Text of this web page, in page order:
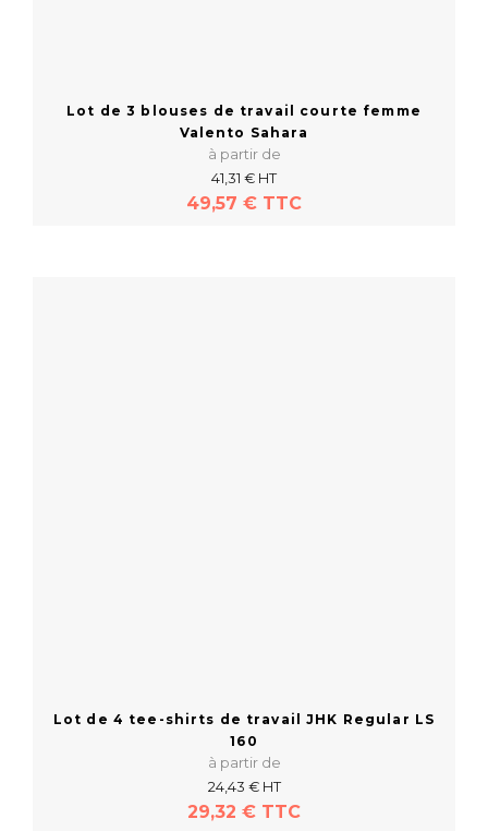
Lot de 3 blouses de travail courte femme
Valento Sahara
à partir de
41,31 € HT
49,57 € TTC
Lot de 4 tee-shirts de travail JHK Regular LS
160
à partir de
24,43 € HT
29,32 € TTC